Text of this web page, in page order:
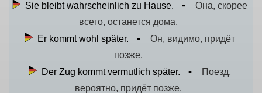
Sie bleibt wahrscheinlich zu Hause.
Она, скорее
всего, останется дома.
Er kommt wohl später.
Он, видимо, придёт
позже.
Der Zug kommt vermutlich später.
Поезд,
вероятно, придёт позже.